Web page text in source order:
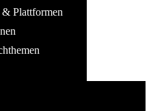
& Plattformen